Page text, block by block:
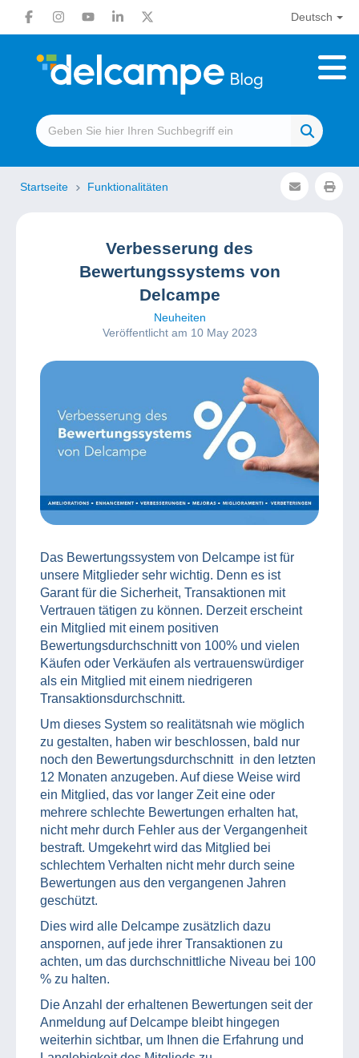
Deutsch
Startseite Funktionalitäten
Verbesserung des
Bewertungssystems von
Delcampe
Neuheiten
Veröffentlicht am 10 May 2023
Das Bewertungssystem von Delcampe ist für
unsere Mitglieder sehr wichtig. Denn es ist
Garant für die Sicherheit, Transaktionen mit
Vertrauen tätigen zu können. Derzeit erscheint
ein Mitglied mit einem positiven
Bewertungsdurchschnitt von 100% und vielen
Käufen oder Verkäufen als vertrauenswürdiger
als ein Mitglied mit einem niedrigeren
Transaktionsdurchschnitt.
Um dieses System so realitätsnah wie möglich
zu gestalten, haben wir beschlossen, bald nur
noch den Bewertungsdurchschnitt in den letzten
12 Monaten anzugeben. Auf diese Weise wird
ein Mitglied, das vor langer Zeit eine oder
mehrere schlechte Bewertungen erhalten hat,
nicht mehr durch Fehler aus der Vergangenheit
bestraft. Umgekehrt wird das Mitglied bei
schlechtem Verhalten nicht mehr durch seine
Bewertungen aus den vergangenen Jahren
geschützt.
Dies wird alle Delcampe zusätzlich dazu
anspornen, auf jede ihrer Transaktionen zu
achten, um das durchschnittliche Niveau bei 100
% zu halten.
Die Anzahl der erhaltenen Bewertungen seit der
Anmeldung auf Delcampe bleibt hingegen
weiterhin sichtbar, um Ihnen die Erfahrung und